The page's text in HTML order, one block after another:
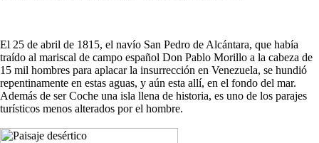
El 25 de abril de 1815, el navío San Pedro de Alcántara, que había
traído al mariscal de campo español Don Pablo Morillo a la cabeza de
15 mil hombres para aplacar la insurrección en Venezuela, se hundió
repentinamente en estas aguas, y aún esta allí, en el fondo del mar.
Además de ser Coche una isla llena de historia, es uno de los parajes
turísticos menos alterados por el hombre.